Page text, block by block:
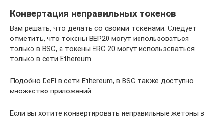
Конвертация неправильных токенов
Вам решать, что делать со своими токенами. Следует
отметить, что токены BEP20 могут использоваться
только в BSC, а токены ERC 20 могут использоваться
только в сети Ethereum.
Подобно DeFi в сети Ethereum, в BSC также доступно
множество приложений.
Если вы хотите конвертировать неправильные жетоны в